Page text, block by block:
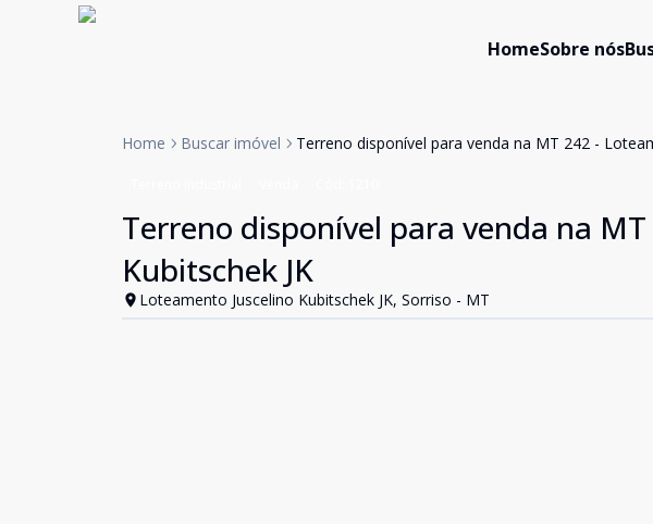
HomeSobre nós
Home Buscar imóvel Terreno disponível para venda na MT 242 -
Terreno disponível para venda na
Kubitschek JK
Loteamento Juscelino Kubitschek JK, Sorriso - MT